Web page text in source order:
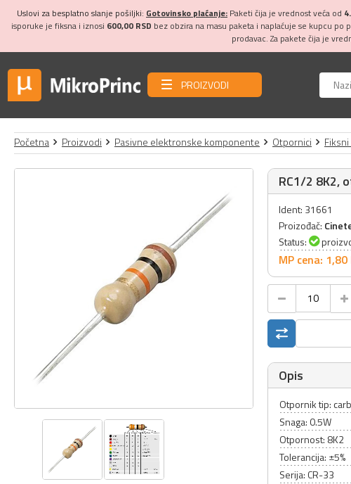
Uslovi za besplatno slanje pošiljki: Gotovinsko plaćanje: Paketi čija je vrednost veća od
isporuke je fiksna i iznosi 600,00 RSD bez obzira na masu paketa i naplaćuje se kupcu po
prodavac. Za pakete čija je
PROIZVODI
Početna Proizvodi Pasivne elektronske komponente Otpornici
RC1/2 8K2,
Ident: 31661
Proizođač:
Status:
MP cena: 1,80
Opis
Otpornik tip:
Snaga: 0.5W
Otpornost: 8K2
Tolerancija: ±5%
Serija: CR-33